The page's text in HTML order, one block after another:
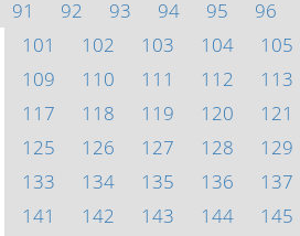
91
92 93 94 95 96
101
102 103 104 105
109
110 111 112 113
117
118 119 120 121
125
126 127 128 129
133
134 135 136 137
141
142 143 144 145